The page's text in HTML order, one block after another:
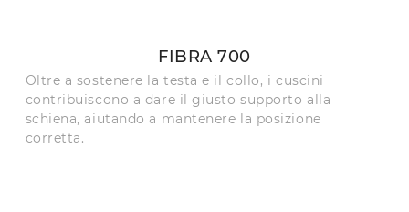
FIBRA 700
Oltre a sostenere la testa e il collo, i cuscini
contribuiscono a dare il giusto supporto alla
schiena, aiutando a mantenere la posizione
corretta.